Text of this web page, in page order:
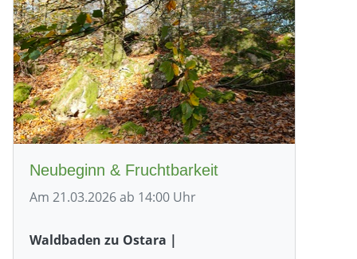
Neubeginn & Fruchtbarkeit
Am 21.03.2026 ab 14:00 Uhr
Waldbaden zu Ostara |